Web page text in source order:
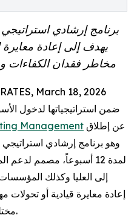
يهدف إلى إعادة معايرة
مخاطر فقدان الكفاءات
March 18, 2026
Management
لمدة 12 أسبوعاً، مصمم
إلى العليا وكذلك
إعادة معايرة قيادية أو تحولات
مختلف دول مجلس التعاون الخليجي.